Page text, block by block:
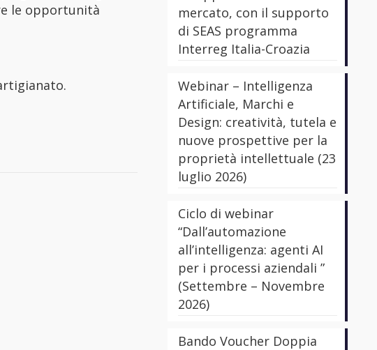
le opportunità
mercato, con il supporto
di SEAS programma
Interreg Italia-Croazia
Webinar – Intelligenza
Artificiale, Marchi e
Design: creatività, tutela e
nuove prospettive per la
proprietà intellettuale (23
luglio 2026)
Ciclo di webinar
“Dall’automazione
all’intelligenza: agenti AI
per i processi aziendali ”
(Settembre – Novembre
2026)
Bando Voucher Doppia